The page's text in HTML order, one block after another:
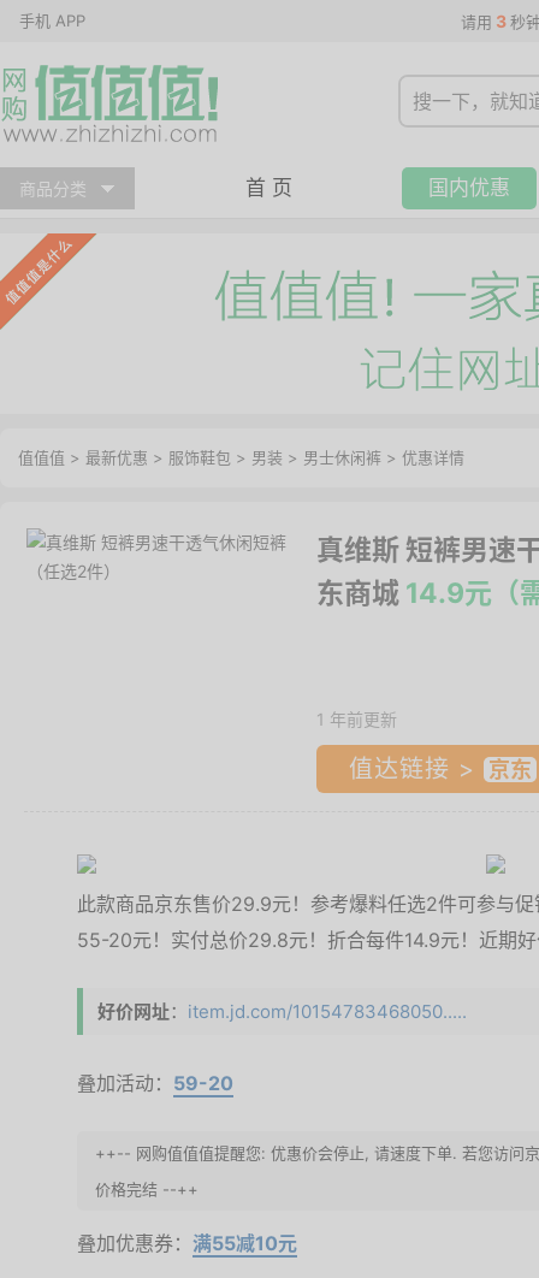
手机 APP 请用 3 秒
商品分类 首 页 国内优惠
值值值 > 最新优惠 > 服饰鞋包 > 男装 > 男士休闲裤 > 优惠详情
真维斯 短裤男速
东商城 14.9元（
1 年前更新
值达链接 >
此款商品京东售价29.9元！参考爆料任选2件可参与
55-20元！实付总价29.8元！折合每件14.9元！近期
好价网址： item.jd.com/10154783468050.....
叠加活动： 59-20
++-- 网购值值值提醒您: 优惠价会停止, 请速度下单. 若您访问
价格完结 --++
叠加优惠券： 满55减10元